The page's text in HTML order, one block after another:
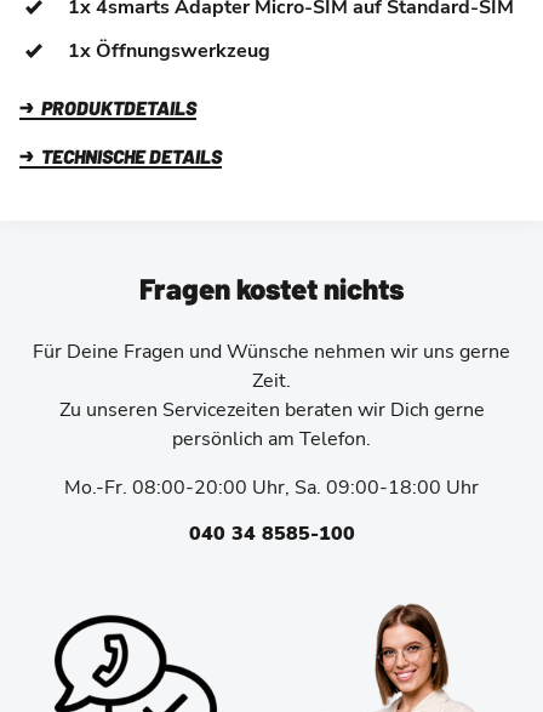
1x 4smarts Adapter Micro-SIM auf Standard-SIM
1x Öffnungswerkzeug
PRODUKTDETAILS
TECHNISCHE DETAILS
Fragen kostet nichts
Für Deine Fragen und Wünsche nehmen wir uns gerne
Zeit.
Zu unseren Servicezeiten beraten wir Dich gerne
persönlich am Telefon.
Mo.-Fr. 08:00-20:00 Uhr, Sa. 09:00-18:00 Uhr
040 34 8585-100